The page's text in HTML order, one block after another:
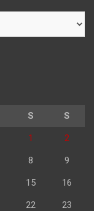
S S
1 2
8 9
15 16
22 23